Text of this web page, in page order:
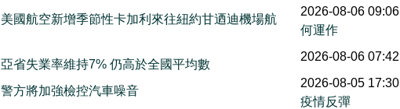
美國航空新增季節性卡加利來往紐約甘迺迪機場航
亞省失業率維持7% 仍高於全國平均數
警方將加強檢控汽車噪音
2026-08-06 09:06
何運作
2026-08-06 07:42
2026-08-05 17:30
疫情反彈